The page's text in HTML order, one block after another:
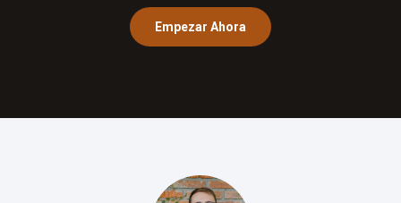
Empezar Ahora